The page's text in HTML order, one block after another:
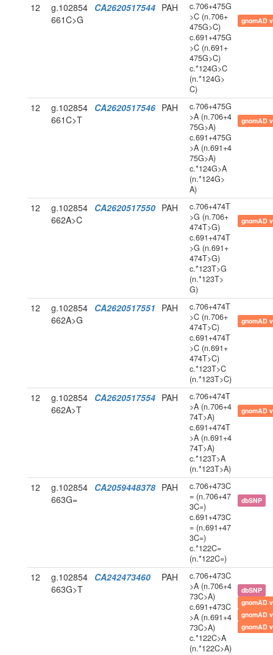
12
g.102854
661C>G
CA2620517544 PAH
c.706+475G
>C (n.706+
475G>C)
c.691+475G
>C (n.691+
475G>C)
c.*124G>C
(n.*124G>
C)
gnomAD
12
g.102854
661C>T
CA2620517546 PAH
c.706+475G
>A (n.706+4
75G>A)
c.691+475G
>A (n.691+4
75G>A)
c.*124G>A
(n.*124G>
A)
gnomAD
12
g.102854
662A>C
CA2620517550 PAH
c.706+474T
>G (n.706+
474T>G)
c.691+474T
>G (n.691+
474T>G)
c.*123T>G
(n.*123T>
G)
gnomAD
12
g.102854
662A>G
CA2620517551 PAH
c.706+474T
>C (n.706+
474T>C)
c.691+474T
>C (n.691+
474T>C)
c.*123T>C
(n.*123T>C)
gnomAD
12
g.102854
662A>T
CA2620517554 PAH
c.706+474T
>A (n.706+4
74T>A)
c.691+474T
>A (n.691+4
74T>A)
c.*123T>A
(n.*123T>A)
gnomAD
12
g.102854
663G=
CA2059448378 PAH
c.706+473C
= (n.706+47
3C=)
c.691+473C
= (n.691+47
3C=)
c.*122C=
(n.*122C=)
dbSNP
12
g.102854
663G>T
CA242473460 PAH
c.706+473C
>A (n.706+4
73C>A)
c.691+473C
>A (n.691+4
73C>A)
c.*122C>A
(n.*122C>A)
dbSNP
gnomAD
gnomAD
gnomAD